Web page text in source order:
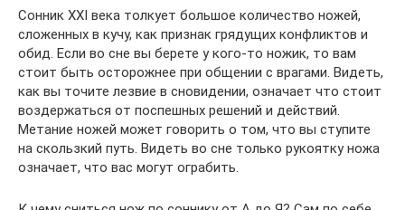
Сонник XXI века толкует большое количество ножей,
сложенных в кучу, как признак грядущих конфликтов и
обид. Если во сне вы берете у кого-то ножик, то вам
стоит быть осторожнее при общении с врагами. Видеть,
как вы точите лезвие в сновидении, означает что стоит
воздержаться от поспешных решений и действий.
Метание ножей может говорить о том, что вы ступите
на скользкий путь. Видеть во сне только рукоятку ножа
означает, что вас могут ограбить.